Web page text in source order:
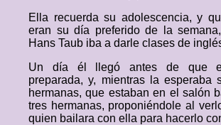
Ella recuerda su adolescencia, y
eran su día preferido de la
Hans Taub iba a darle clases de
Un día él llegó antes de que
preparada, y, mientras la esperaba
hermanas, que estaban en el salón
tres hermanas, proponiéndole al
quien bailara con ella para hacerlo